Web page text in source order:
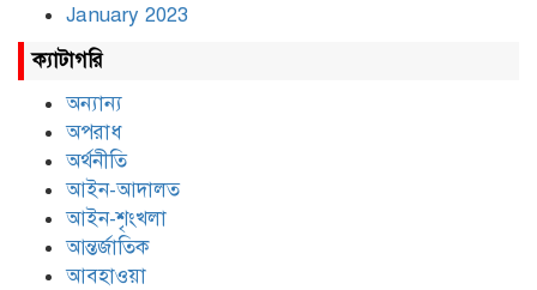
January 2023
ক্যাটাগরি
অন্যান্য
অপরাধ
অর্থনীতি
আইন-আদালত
আইন-শৃংখলা
আন্তর্জাতিক
আবহাওয়া